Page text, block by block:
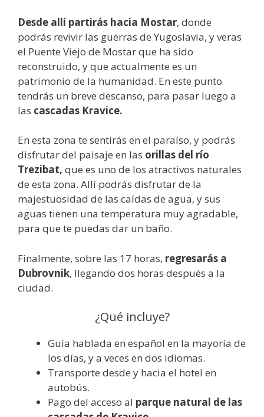
Desde allí partirás hacia Mostar, donde
podrás revivir las guerras de Yugoslavia, y veras
el Puente Viejo de Mostar que ha sido
reconstruido, y que actualmente es un
patrimonio de la humanidad. En este punto
tendrás un breve descanso, para pasar luego a
las cascadas Kravice.
En esta zona te sentirás en el paraíso, y podrás
disfrutar del paisaje en las orillas del río
Trezibat, que es uno de los atractivos naturales
de esta zona. Allí podrás disfrutar de la
majestuosidad de las caídas de agua, y sus
aguas tienen una temperatura muy agradable,
para que te puedas dar un baño.
Finalmente, sobre las 17 horas, regresarás a
Dubrovnik, llegando dos horas después a la
ciudad.
¿Qué incluye?
Guía hablada en español en la mayoría de
los días, y a veces en dos idiomas.
Transporte desde y hacia el hotel en
autobús.
Pago del acceso al parque natural de las